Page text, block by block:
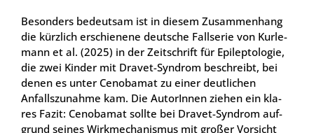
Beson­ders bedeut­sam ist in die­sem Zusam­men­hang
die kürz­lich erschie­ne­ne deut­sche Fall­se­rie von Kur­le­
mann et al. (2025) in der Zeit­schrift für Epi­lep­to­lo­gie,
die zwei Kin­der mit Dra­vet-Syn­drom beschreibt, bei
denen es unter Cen­oba­mat zu einer deut­li­chen
Anfalls­zu­nah­me kam. Die AutorIn­nen zie­hen ein kla­
res Fazit: Cen­oba­mat soll­te bei Dra­vet-Syn­drom auf­
grund sei­nes Wirk­me­cha­nis­mus mit gro­ßer Vor­sicht